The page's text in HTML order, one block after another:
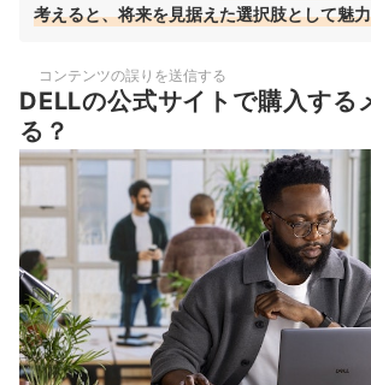
考えると、将来を見据えた選択肢として魅
コンテンツの誤りを送信する
DELLの公式サイトで購入する
る？